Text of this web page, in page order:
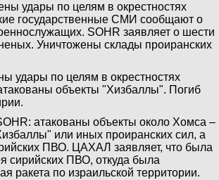
удары по целям в окрестностях
государственные СМИ сообщают о
SOHR заявляет о шести
Уничтожены склады проиранских
удары по целям в окрестностях
объекты "Хизбаллы". Погиб
атакованы объекты около Хомса –
или иных проиранских сил, а
ПВО. ЦАХАЛ заявляет, что была
сирийских ПВО, откуда была
ракета по израильской территории.